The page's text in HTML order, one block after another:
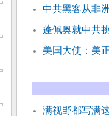
中共黑客从非
蓬佩奥就中共
美国大使：美
满视野都写满